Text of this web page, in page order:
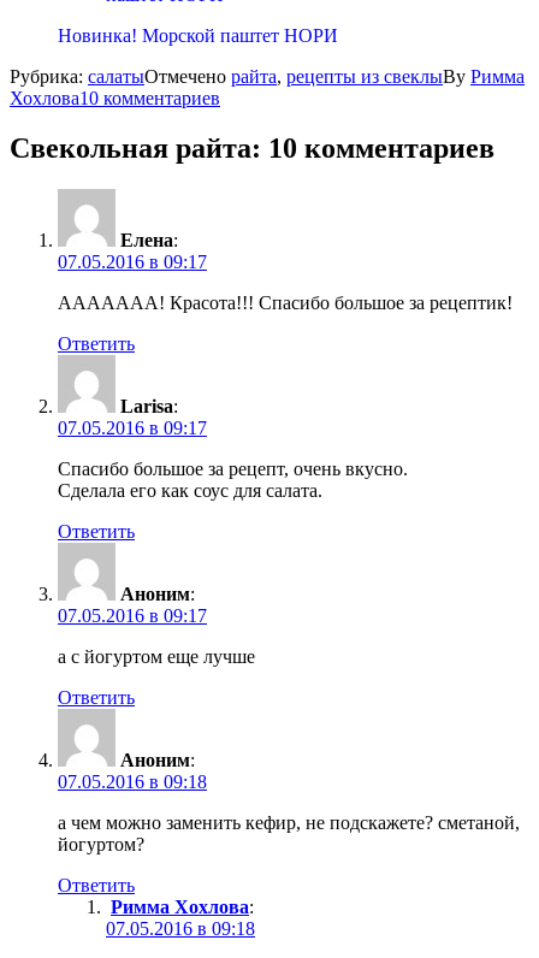
Новинка! Морской паштет НОРИ
Рубрика: салатыОтмечено райта, рецепты из свеклыBy Римма
Хохлова10 комментариев
Свекольная райта: 10 комментариев
Елена:
07.05.2016 в 09:17
ААААААА! Красота!!! Спасибо большое за рецептик!
Ответить
Larisa:
07.05.2016 в 09:17
Спасибо большое за рецепт, очень вкусно.
Сделала его как соус для салата.
Ответить
Аноним:
07.05.2016 в 09:17
а с йогуртом еще лучше
Ответить
Аноним:
07.05.2016 в 09:18
а чем можно заменить кефир, не подскажете? сметаной,
йогуртом?
Ответить
Римма Хохлова:
07.05.2016 в 09:18